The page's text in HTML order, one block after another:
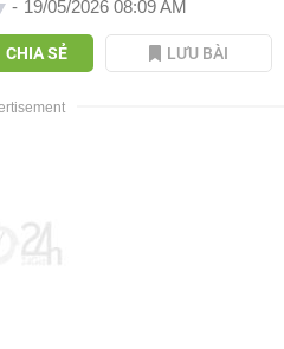
- 19/05/2026 08:09 AM
CHIA SẺ LƯU BÀI